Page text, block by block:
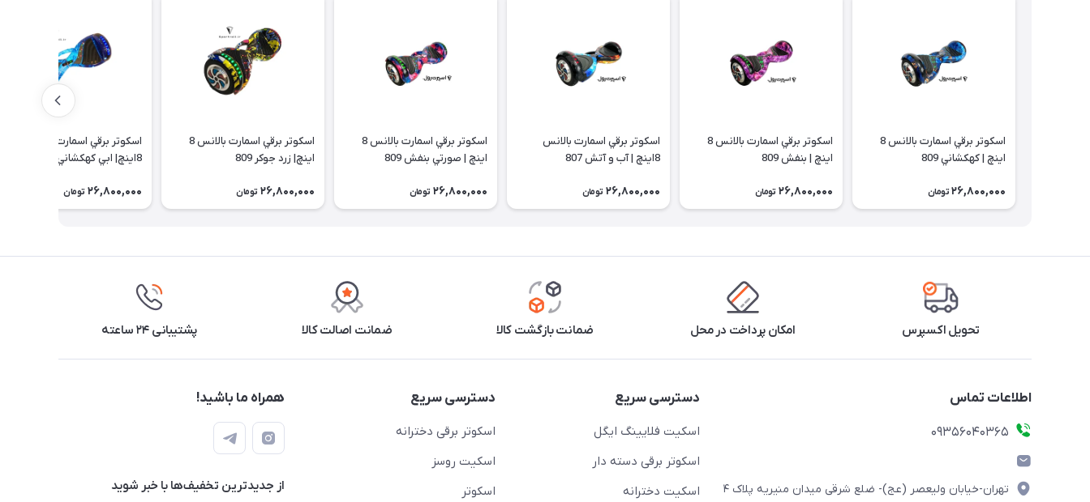
اسكوتر برقي اسمارت بالانس 8
اينچ |‌ كهكشاني 809
26,800,000 تومان
اسكوتر برقي اسمارت بالانس 8
اينچ |‌ بنفش 809
26,800,000 تومان
اسكوتر برقي اسمارت بالانس
8اينچ | آب و آتش 807
26,800,000 تومان
اسكوتر برقي اسمارت بالانس 8
اينچ |‌ صورتي بنفش 809
26,800,000 تومان
اسكوتر برقي اسمارت بالانس 8
اينچ|‌ زرد جوكر 809
26,800,000 تومان
اسكوتر برقي اسمارت بالانس
8اينچ| ابي كهكشاني 809
26,800,000 تومان
تحویل اکسپرس امکان پرداخت در محل ضمانت بازگشت کالا ضمانت اصالت کالا پشتیبانی ۲۴ ساعته
اطلاعات تماس
۰۹۳۵۶۰۴۰۳۶۵
تهران-خیابان ولیعصر (عج)- ضلع شرقی میدان منیریه پلاک ۴
دسترسی سریع
اسکیت فلایینگ ایگل
اسکوتر برقی دسته دار
اسکیت دخترانه
دسترسی سریع
اسکوتر برقی دخترانه
اسکیت روسز
اسکوتر
همراه ما باشید!
از جدید‌ترین تخفیف‌ها با‌ خبر شوید